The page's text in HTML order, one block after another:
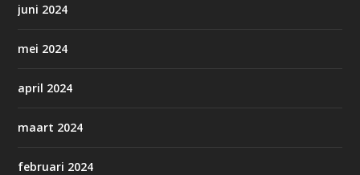
juni 2024
mei 2024
april 2024
maart 2024
februari 2024